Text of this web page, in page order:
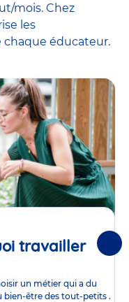
mois. Chez
les
chaque éducateur.
travailler
un métier qui a du
bien-être des tout-petits .